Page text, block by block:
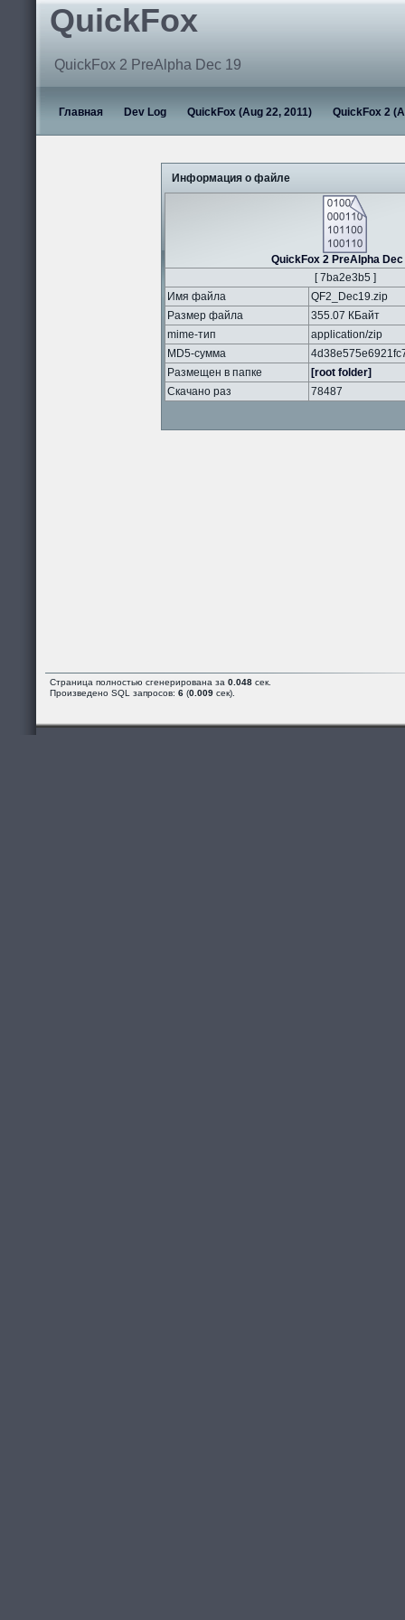
QuickFox
QuickFox 2 PreAlpha Dec 19
Главная Dev Log QuickFox (Aug 22, 2011) QuickFox 2
Информация о файле
QuickFox 2 PreAlpha Dec
[ 7ba2e3b5 ]
Имя файла
QF2_Dec19.zip
Размер файла
355.07 КБайт
mime-тип
application/zip
MD5-сумма
Размещен в папке
[root folder]
Скачано раз
78487
Страница полностью сгенерирована за 0.048 сек.
Произведено SQL запросов: 6 (0.009 сек).